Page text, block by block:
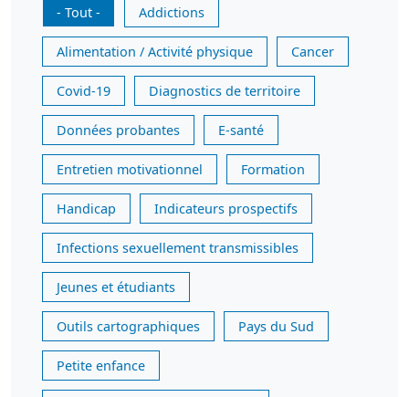
- Tout -
Addictions
Alimentation / Activité physique Cancer
Covid-19 Diagnostics de territoire
Données probantes E-santé
Entretien motivationnel Formation
Handicap Indicateurs prospectifs
Infections sexuellement transmissibles
Jeunes et étudiants
Outils cartographiques Pays du Sud
Petite enfance